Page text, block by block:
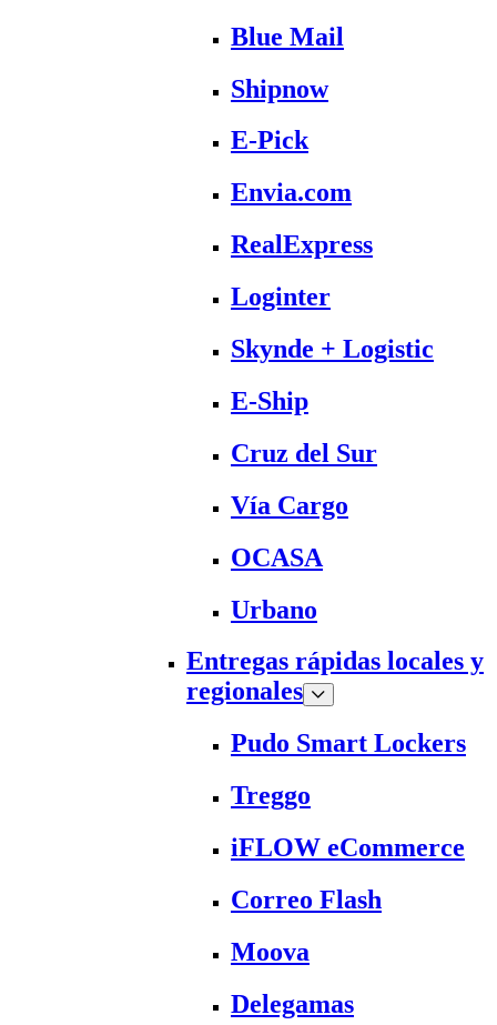
Blue Mail
Shipnow
E-Pick
Envia.com
RealExpress
Loginter
Skynde + Logistic
E-Ship
Cruz del Sur
Vía Cargo
OCASA
Urbano
Entregas rápidas locales y
regionales
Pudo Smart Lockers
Treggo
iFLOW eCommerce
Correo Flash
Moova
Delegamas